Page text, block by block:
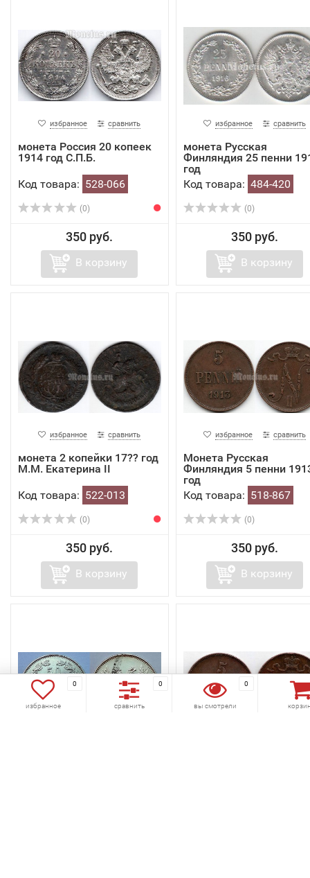
избранное сравнить
монета Россия 20 копеек
1914 год С.П.Б.
Код товара: 528-066
(0)
350 руб.
В корзину
избранное сравнить
монета Русская
Финляндия 25 пенни
год
Код товара: 484-420
(0)
350 руб.
В корзину
избранное сравнить
монета 2 копейки 17?? год
М.М. Екатерина II
Код товара: 522-013
(0)
350 руб.
В корзину
избранное сравнить
Монета Русская
Финляндия 5 пенни
год
Код товара: 518-867
(0)
350 руб.
В корзину
0
избранное
0
сравнить
0
вы смотрели